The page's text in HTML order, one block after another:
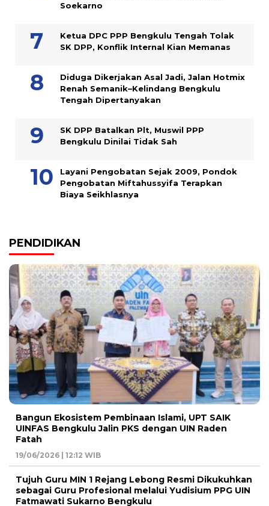
Soekarno
Ketua DPC PPP Bengkulu Tengah Tolak
SK DPP, Konflik Internal Kian Memanas
Diduga Dikerjakan Asal Jadi, Jalan Hotmix
Renah Semanik–Kelindang Bengkulu
Tengah Dipertanyakan
SK DPP Batalkan Plt, Muswil PPP
Bengkulu Dinilai Tidak Sah
Layani Pengobatan Sejak 2009, Pondok
Pengobatan Miftahussyifa Terapkan
Biaya Seikhlasnya
PENDIDIKAN
Bangun Ekosistem Pembinaan Islami, UPT SAIK
UINFAS Bengkulu Jalin PKS dengan UIN Raden
Fatah
19/06/2026 | 12:12 WIB
Tujuh Guru MIN 1 Rejang Lebong Resmi Dikukuhkan
sebagai Guru Profesional melalui Yudisium PPG UIN
Fatmawati Sukarno Bengkulu